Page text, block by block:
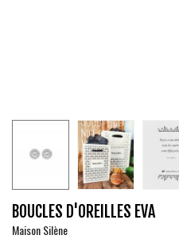
BOUCLES D'OREILLES EVA
Maison Silène